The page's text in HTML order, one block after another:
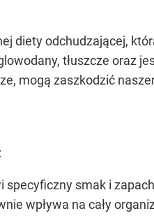
diety odchudzającej,
tłuszcze oraz
mogą zaszkodzić
smak i
wpływa na cały